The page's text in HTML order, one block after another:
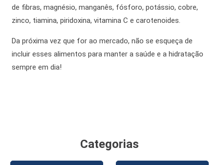
de fibras, magnésio, manganês, fósforo, potássio, cobre,
zinco, tiamina, piridoxina, vitamina C e carotenoides.
Da próxima vez que for ao mercado, não se esqueça de
incluir esses alimentos para manter a saúde e a hidratação
sempre em dia!
Categorias